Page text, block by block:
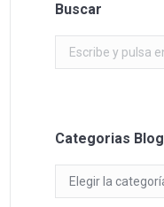
Buscar
Categorias Blog
Blog